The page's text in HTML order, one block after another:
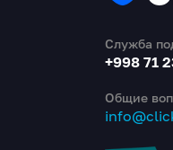
Служба
+998 71
Общие